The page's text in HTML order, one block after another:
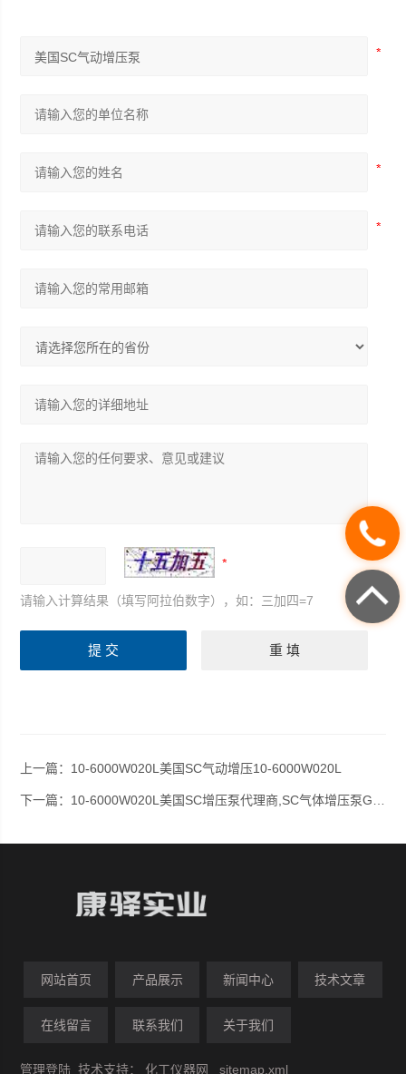
请输入计算结果（填写阿拉伯数字），如：三加四=7
上一篇： 10-6000W020L美国SC气动增压10-6000W020L
下一篇： 10-6000W020L美国SC增压泵代理商,SC气体增压泵GB-75
网站首页 产品展示 新闻中心 技术文章
在线留言 联系我们 关于我们
管理登陆 技术支持：化工仪器网 sitemap.xml